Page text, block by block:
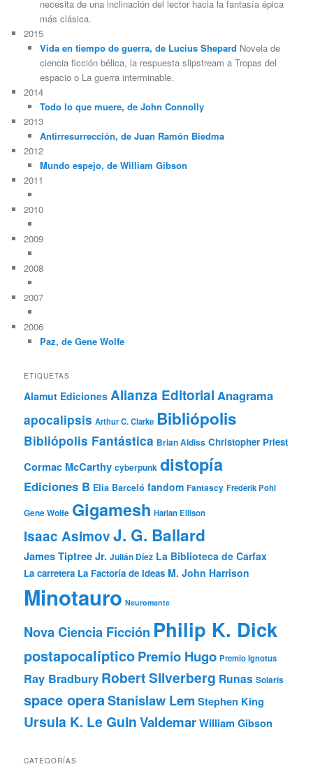
necesita de una inclinación del lector hacia la fantasía épica
más clásica.
2015
Vida en tiempo de guerra, de Lucius Shepard Novela de
ciencia ficción bélica, la respuesta slipstream a Tropas del
espacio o La guerra interminable.
2014
Todo lo que muere, de John Connolly
2013
Antirresurrección, de Juan Ramón Biedma
2012
Mundo espejo, de William Gibson
2011
2010
2009
2008
2007
2006
Paz, de Gene Wolfe
ETIQUETAS
Alamut Ediciones Alianza Editorial Anagrama
apocalipsis Arthur C. Clarke Bibliópolis
Bibliópolis Fantástica Brian Aldiss Christopher Priest
Cormac McCarthy cyberpunk distopía
Ediciones B Elia Barceló fandom Fantascy Frederik Pohl
Gene Wolfe Gigamesh Harlan Ellison
Isaac AsimovJ. G. Ballard
James Tiptree Jr. Julián Díez La Biblioteca de Carfax
La carretera La Factoría de Ideas M. John Harrison
Minotauro Neuromante
Nova Ciencia Ficción Philip K. Dick
postapocalípticoPremio Hugo Premio Ignotus
Ray Bradbury Robert Silverberg Runas Solaris
space operaStanislaw Lem Stephen King
Ursula K. Le GuinValdemarWilliam Gibson
CATEGORÍAS